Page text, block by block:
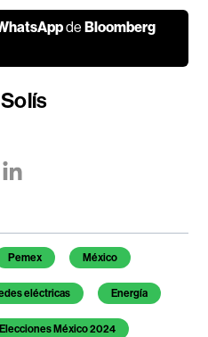
de Bloomberg
Pemex México
eléctricas Energía
Elecciones México 2024